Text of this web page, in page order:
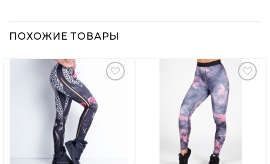
ПОХОЖИЕ ТОВАРЫ
Добавить
Вишлист
Добавить
Вишлист